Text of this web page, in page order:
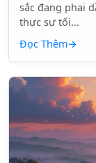
sắc đang phai
thực sự tối...
Đọc Thêm→